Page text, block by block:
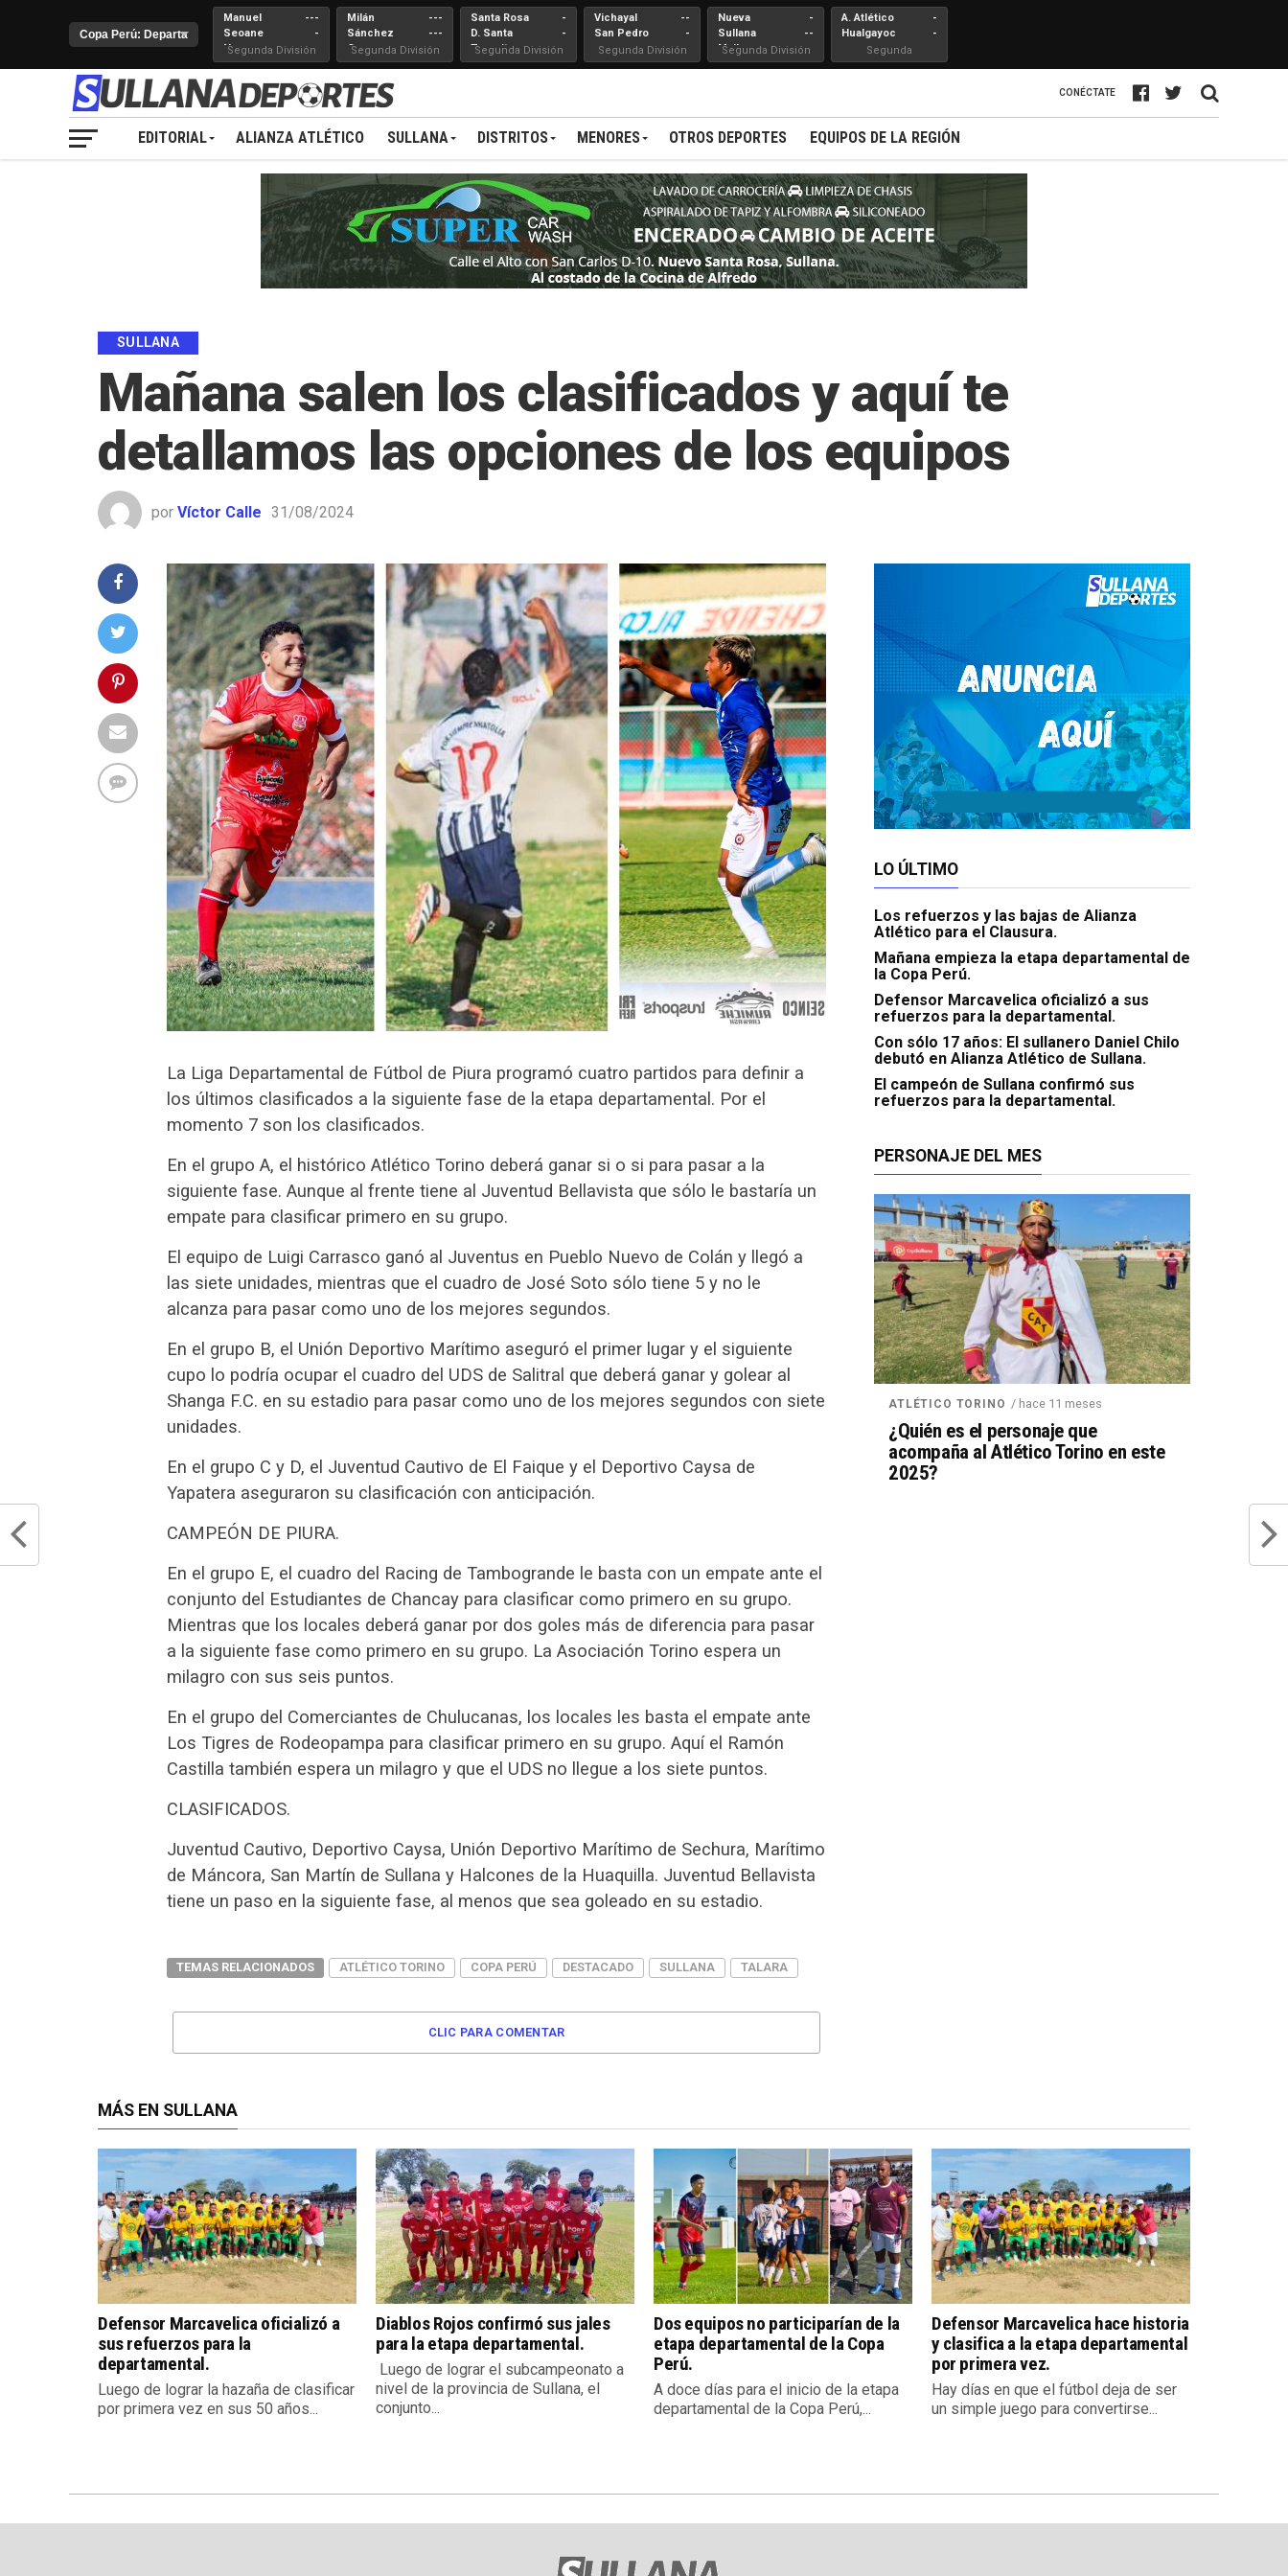
Manuel
Seoane
Nueva
Juventud
---
-
Segunda División
Milán
Sánchez
Cerro
---
---
Segunda División
Santa Rosa
D. Santa
Teresita
-
-
Segunda División
Vichayal
San Pedro
--
-
Segunda División
Nueva
Sullana
Mallares
-
--
Segunda División
A. Atlético
Hualgayoc
-
-
Segunda
Profesional
CONÉCTATE
EDITORIAL ALIANZA ATLÉTICO SULLANA DISTRITOS MENORES OTROS DEPORTES EQUIPOS DE LA REGIÓN
SULLANA
Mañana salen los clasificados y aquí te
detallamos las opciones de los equipos
por Víctor Calle 31/08/2024
La Liga Departamental de Fútbol de Piura programó cuatro partidos para definir a
los últimos clasificados a la siguiente fase de la etapa departamental. Por el
momento 7 son los clasificados.
En el grupo A, el histórico Atlético Torino deberá ganar si o si para pasar a la
siguiente fase. Aunque al frente tiene al Juventud Bellavista que sólo le bastaría un
empate para clasificar primero en su grupo.
El equipo de Luigi Carrasco ganó al Juventus en Pueblo Nuevo de Colán y llegó a
las siete unidades, mientras que el cuadro de José Soto sólo tiene 5 y no le
alcanza para pasar como uno de los mejores segundos.
En el grupo B, el Unión Deportivo Marítimo aseguró el primer lugar y el siguiente
cupo lo podría ocupar el cuadro del UDS de Salitral que deberá ganar y golear al
Shanga F.C. en su estadio para pasar como uno de los mejores segundos con siete
unidades.
En el grupo C y D, el Juventud Cautivo de El Faique y el Deportivo Caysa de
Yapatera aseguraron su clasificación con anticipación.
CAMPEÓN DE PIURA.
En el grupo E, el cuadro del Racing de Tambogrande le basta con un empate ante el
conjunto del Estudiantes de Chancay para clasificar como primero en su grupo.
Mientras que los locales deberá ganar por dos goles más de diferencia para pasar
a la siguiente fase como primero en su grupo. La Asociación Torino espera un
milagro con sus seis puntos.
En el grupo del Comerciantes de Chulucanas, los locales les basta el empate ante
Los Tigres de Rodeopampa para clasificar primero en su grupo. Aquí el Ramón
Castilla también espera un milagro y que el UDS no llegue a los siete puntos.
CLASIFICADOS.
Juventud Cautivo, Deportivo Caysa, Unión Deportivo Marítimo de Sechura, Marítimo
de Máncora, San Martín de Sullana y Halcones de la Huaquilla. Juventud Bellavista
tiene un paso en la siguiente fase, al menos que sea goleado en su estadio.
TEMAS RELACIONADOS ATLÉTICO TORINO COPA PERÚ DESTACADO SULLANA TALARA
CLIC PARA COMENTAR
LO ÚLTIMO
Los refuerzos y las bajas de Alianza
Atlético para el Clausura.
Mañana empieza la etapa departamental de
la Copa Perú.
Defensor Marcavelica oficializó a sus
refuerzos para la departamental.
Con sólo 17 años: El sullanero Daniel Chilo
debutó en Alianza Atlético de Sullana.
El campeón de Sullana confirmó sus
refuerzos para la departamental.
PERSONAJE DEL MES
ATLÉTICO TORINO / hace 11 meses
¿Quién es el personaje que
acompaña al Atlético Torino en este
2025?
MÁS EN SULLANA
Defensor Marcavelica oficializó a
sus refuerzos para la
departamental.
Luego de lograr la hazaña de clasificar
por primera vez en sus 50 años...
Diablos Rojos confirmó sus jales
para la etapa departamental.
Luego de lograr el subcampeonato a
nivel de la provincia de Sullana, el
conjunto...
Dos equipos no participarían de la
etapa departamental de la Copa
Perú.
A doce días para el inicio de la etapa
departamental de la Copa Perú,...
Defensor Marcavelica hace historia
y clasifica a la etapa departamental
por primera vez.
Hay días en que el fútbol deja de ser
un simple juego para convertirse...